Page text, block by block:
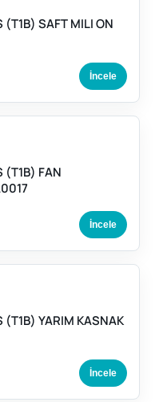
(T1B) SAFT MILI ON
İncele
(T1B) FAN
İncele
(T1B) YARIM KASNAK
İncele